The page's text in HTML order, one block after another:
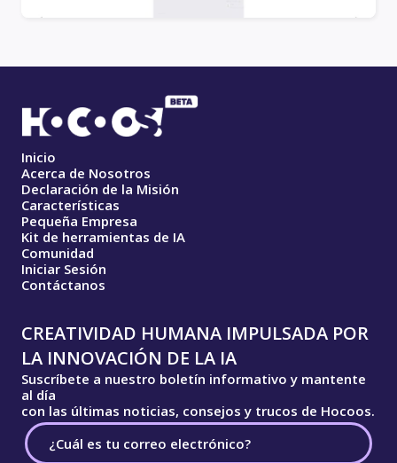
Inicio
Acerca de Nosotros
Declaración de la Misión
Características
Pequeña Empresa
Kit de herramientas de IA
Comunidad
Iniciar Sesión
Contáctanos
CREATIVIDAD HUMANA IMPULSADA POR
LA INNOVACIÓN DE LA IA
Suscríbete a nuestro boletín informativo y mantente
al día
con las últimas noticias, consejos y trucos de Hocoos.